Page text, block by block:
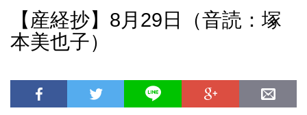
【産経抄】8月29日（音読：塚
本美也子）